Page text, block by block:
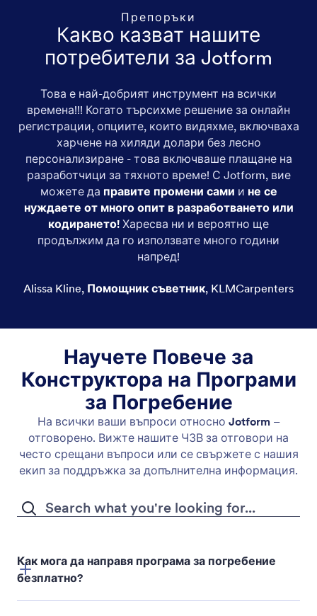
Препоръки
Какво казват нашите
потребители за Jotform
Това е най-добрият инструмент на всички
времена!!! Когато търсихме решение за онлайн
регистрации, опциите, които видяхме, включваха
харчене на хиляди долари без лесно
персонализиране - това включваше плащане на
разработчици за тяхното време! С Jotform, вие
можете да правите промени сами и не се
нуждаете от много опит в разработването или
кодирането! Харесва ни и вероятно ще
продължим да го използвате много години
напред!
Alissa Kline, Помощник съветник, KLMCarpenters
Научете Повече за
Конструктора на Програми
за Погребение
На всички ваши въпроси относно Jotform–
отговоренo. Вижте нашите ЧЗВ за отговори на
често срещани въпроси или се свържете с нашия
екип за поддръжка за допълнителна информация.
Как мога да направя програма за погребение
безплатно?